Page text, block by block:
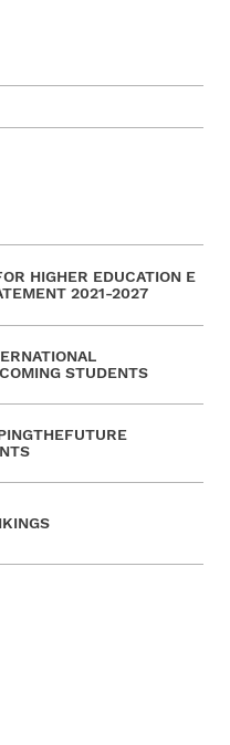
HIGHER EDUCATION E
2021-2027
STUDENTS